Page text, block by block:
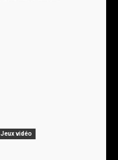
Jeux vidéo